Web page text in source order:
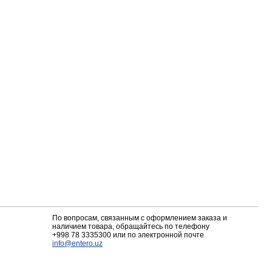
По вопросам, связанным с оформлением заказа и
наличием товара, обращайтесь по телефону
+998 78 3335300 или по электронной почте
info@entero.uz